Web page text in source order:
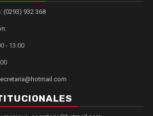
(0293) 932 368
- 13:00